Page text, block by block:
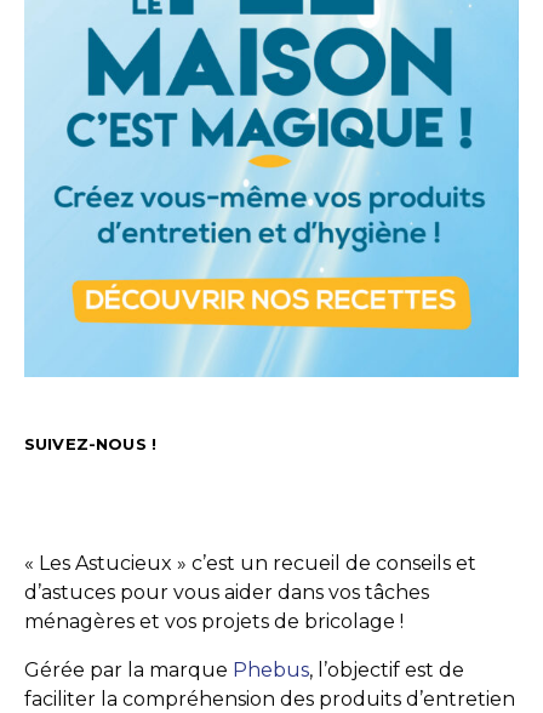
SUIVEZ-NOUS !
« Les Astucieux » c’est un recueil de conseils et
d’astuces pour vous aider dans vos tâches
ménagères et vos projets de bricolage !
Gérée par la marque Phebus, l’objectif est de
faciliter la compréhension des produits d’entretien